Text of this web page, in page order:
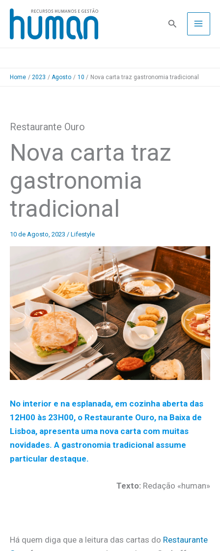
Skip
content
Pesquisa
Home 2023 Agosto 10 Nova carta traz gastronomia tradicional
Restaurante Ouro
Nova carta traz
gastronomia
tradicional
10 de Agosto, 2023 / Lifestyle
No interior e na esplanada, em cozinha aberta das
12H00 às 23H00, o Restaurante Ouro, na Baixa de
Lisboa, apresenta uma nova carta com muitas
novidades. A gastronomia tradicional assume
particular destaque.
Texto: Redação «human»
Há quem diga que a leitura das cartas do Restaurante